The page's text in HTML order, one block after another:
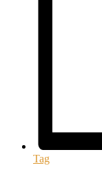
Tag